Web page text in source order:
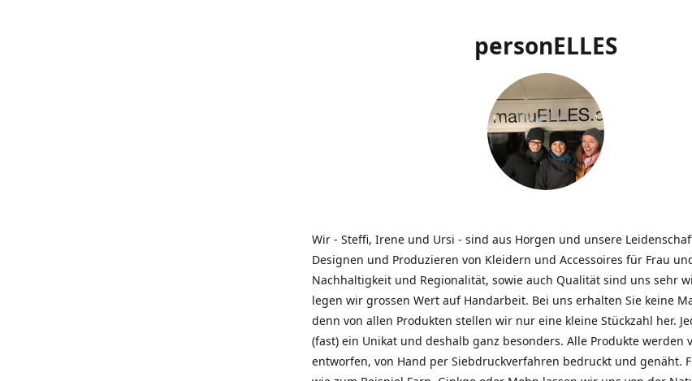
personELLES
Wir - Steffi, Irene und Ursi - sind aus Horgen und unsere
Designen und Produzieren von Kleidern und Accessoires für Frau
Nachhaltigkeit und Regionalität, sowie auch Qualität sind uns sehr
legen wir grossen Wert auf Handarbeit. Bei uns erhalten Sie keine
denn von allen Produkten stellen wir nur eine kleine Stückzahl her.
(fast) ein Unikat und deshalb ganz besonders. Alle Produkte werden
entworfen, von Hand per Siebdruckverfahren bedruckt und genäht.